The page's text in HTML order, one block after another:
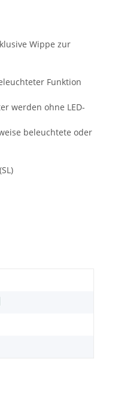
Wippe zur
Funktion
werden ohne LED-
beleuchtete oder